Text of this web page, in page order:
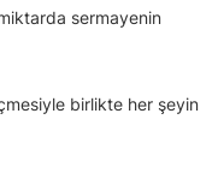
sermayenin
birlikte her şeyin